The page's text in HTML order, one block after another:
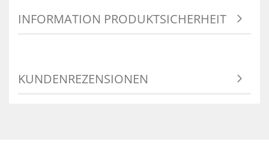
INFORMATION PRODUKTSICHERHEIT
KUNDENREZENSIONEN